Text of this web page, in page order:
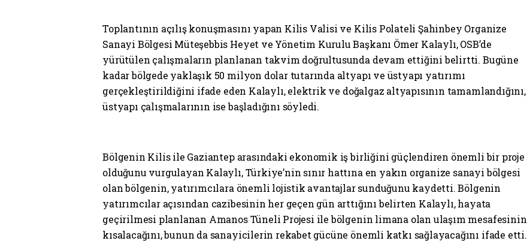
Toplantının açılış konuşmasını yapan Kilis Valisi ve Kilis Polateli Şahinbey Organize
Sanayi Bölgesi Müteşebbis Heyet ve Yönetim Kurulu Başkanı Ömer Kalaylı, OSB’de
yürütülen çalışmaların planlanan takvim doğrultusunda devam ettiğini belirtti. Bugüne
kadar bölgede yaklaşık 50 milyon dolar tutarında altyapı ve üstyapı yatırımı
gerçekleştirildiğini ifade eden Kalaylı, elektrik ve doğalgaz altyapısının tamamlandığını,
üstyapı çalışmalarının ise başladığını söyledi.
Bölgenin Kilis ile Gaziantep arasındaki ekonomik iş birliğini güçlendiren önemli bir proje
olduğunu vurgulayan Kalaylı, Türkiye’nin sınır hattına en yakın organize sanayi bölgesi
olan bölgenin, yatırımcılara önemli lojistik avantajlar sunduğunu kaydetti. Bölgenin
yatırımcılar açısından cazibesinin her geçen gün arttığını belirten Kalaylı, hayata
geçirilmesi planlanan Amanos Tüneli Projesi ile bölgenin limana olan ulaşım mesafesinin
kısalacağını, bunun da sanayicilerin rekabet gücüne önemli katkı sağlayacağını ifade etti.